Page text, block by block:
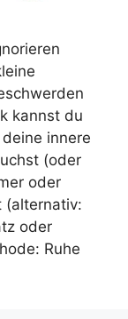
kannst du
innere
(oder
oder
(alternativ:
oder
Ruhe